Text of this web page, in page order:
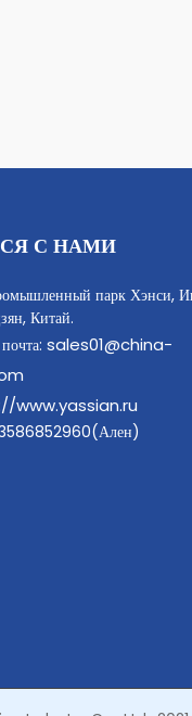
С НАМИ
парк Хэнси,
Китай.
sales01@china-
www.yassian.ru